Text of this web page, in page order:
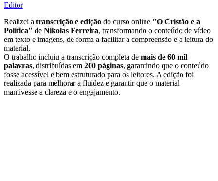
Editor
Realizei a transcrição e edição do curso online "O Cristão e a
Política" de Nikolas Ferreira, transformando o conteúdo de vídeo
em texto e imagens, de forma a facilitar a compreensão e a leitura do
material.
O trabalho incluiu a transcrição completa de mais de 60 mil
palavras, distribuídas em 200 páginas, garantindo que o conteúdo
fosse acessível e bem estruturado para os leitores. A edição foi
realizada para melhorar a fluidez e garantir que o material
mantivesse a clareza e o engajamento.